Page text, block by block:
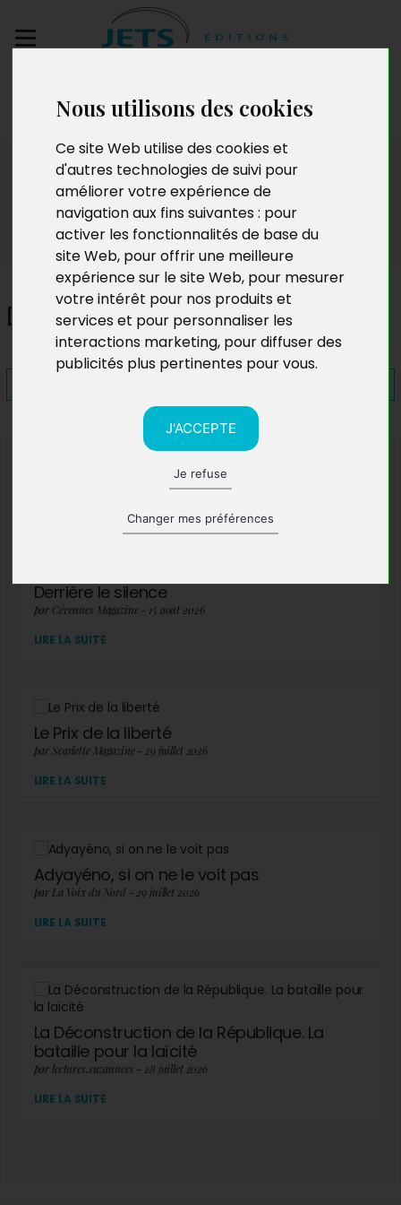
Nous utilisons des cookies
Ce site Web utilise des cookies et
d'autres technologies de suivi pour
améliorer votre expérience de
navigation aux fins suivantes : pour
activer les fonctionnalités de base du
site Web, pour offrir une meilleure
expérience sur le site Web, pour mesurer
votre intérêt pour nos produits et
services et pour personnaliser les
interactions marketing, pour diffuser des
publicités plus pertinentes pour vous.
J'ACCEPTE
Je refuse
Changer mes préférences
manuscrit
Presse
Destins croisés
A lire également
Derrière le silence
par Cévennes Magazine - 15 août 2026
LIRE LA SUITE
Le Prix de la liberté
par Scarlette Magazine - 29 juillet 2026
LIRE LA SUITE
Adyayéno, si on ne le voit pas
par La Voix du Nord - 29 juillet 2026
LIRE LA SUITE
La Déconstruction de la République. La
bataille pour la laïcité
par lectures.suzannees - 28 juillet 2026
LIRE LA SUITE